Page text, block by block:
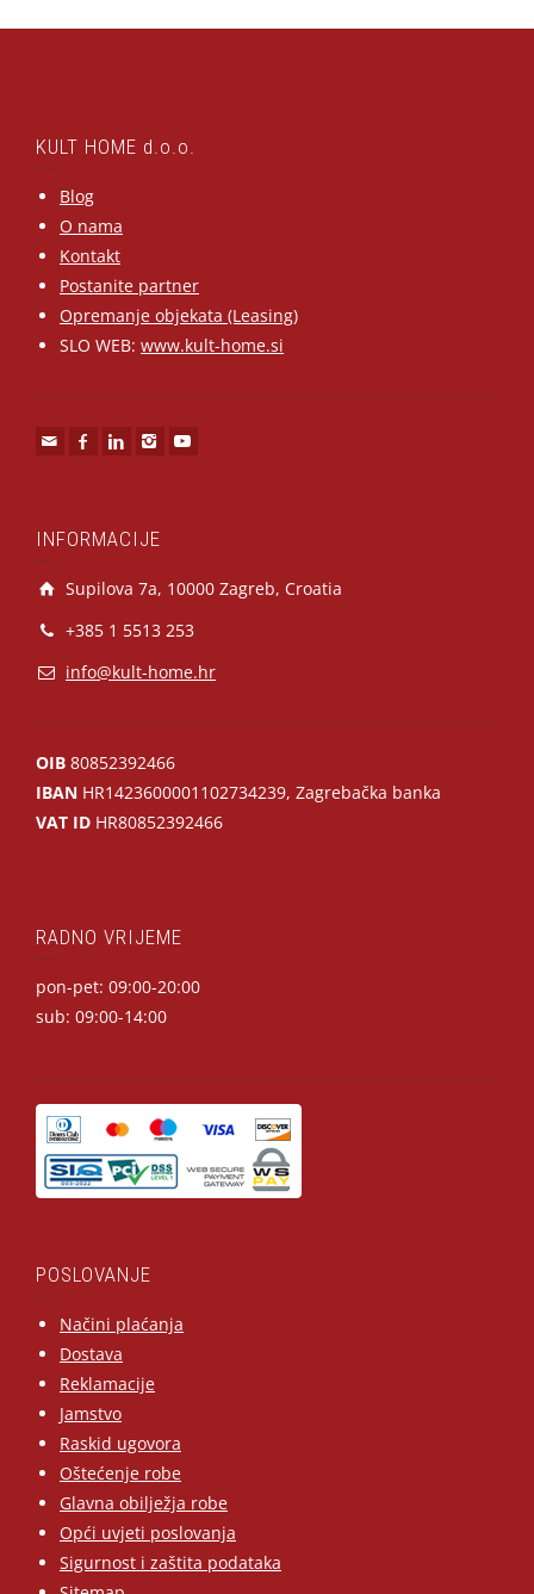
KULT HOME d.o.o.
Blog
O nama
Kontakt
Postanite partner
Opremanje objekata (Leasing)
SLO WEB: www.kult-home.si
INFORMACIJE
Supilova 7a, 10000 Zagreb, Croatia
+385 1 5513 253
info@kult-home.hr
OIB 80852392466
IBAN HR1423600001102734239, Zagrebačka banka
VAT ID HR80852392466
RADNO VRIJEME
pon-pet: 09:00-20:00
sub: 09:00-14:00
POSLOVANJE
Načini plaćanja
Dostava
Reklamacije
Jamstvo
Raskid ugovora
Oštećenje robe
Glavna obilježja robe
Opći uvjeti poslovanja
Sigurnost i zaštita podataka